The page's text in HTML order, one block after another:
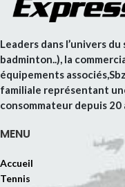
Leaders dans l’univers
badminton..), la
équipements
familiale représentant
consommateur depuis 20
MENU
Accueil
Tennis